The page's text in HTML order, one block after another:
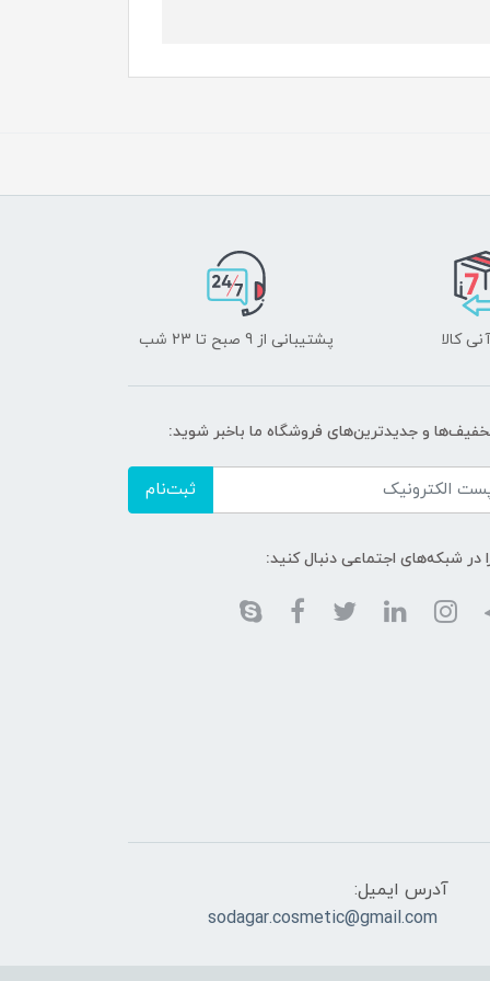
کالا پشتیبانی از 9 صبح تا 23 شب
و جدیدترین‌های فروشگاه ما باخبر شوید:
ثبت‌نام
در شبکه‌های اجتماعی دنبال کنید:
آدرس ایمیل:
sodagar.cosmetic@gmail.com